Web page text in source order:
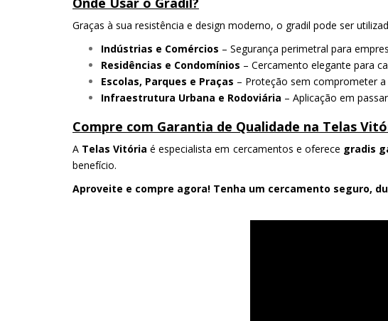
Graças à sua resistência e design moderno, o gradil pode ser
Indústrias e Comércios – Segurança perimetral para
Residências e Condomínios – Cercamento elegante para
Escolas, Parques e Praças – Proteção sem comprometer
Infraestrutura Urbana e Rodoviária – Aplicação em
Compre com Garantia de Qualidade na Telas
A Telas Vitória é especialista em cercamentos e oferece gradis
benefício.
Aproveite e compre agora! Tenha um cercamento seguro,